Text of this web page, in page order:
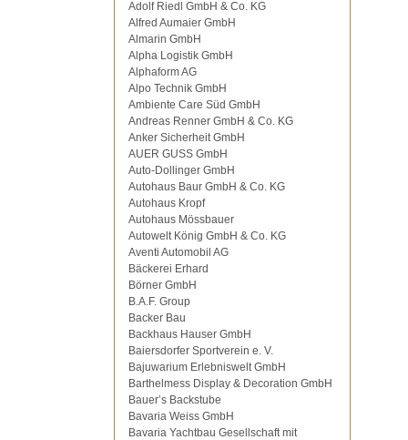
Adolf Riedl GmbH & Co. KG
Alfred Aumaier GmbH
Almarin GmbH
Alpha Logistik GmbH
Alphaform AG
Alpo Technik GmbH
Ambiente Care Süd GmbH
Andreas Renner GmbH & Co. KG
Anker Sicherheit GmbH
AUER GUSS GmbH
Auto-Dollinger GmbH
Autohaus Baur GmbH & Co. KG
Autohaus Kropf
Autohaus Mössbauer
Autowelt König GmbH & Co. KG
Aventi Automobil AG
Bäckerei Erhard
Börner GmbH
B.A.F. Group
Backer Bau
Backhaus Hauser GmbH
Baiersdorfer Sportverein e. V.
Bajuwarium Erlebniswelt GmbH
Barthelmess Display & Decoration GmbH
Bauer’s Backstube
Bavaria Weiss GmbH
Bavaria Yachtbau Gesellschaft mit